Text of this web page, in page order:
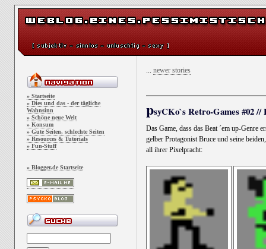
» Startseite
» Dies und das - der tägliche
Wahnsinn
» Schöne neue Welt
» Konsum
» Gute Seiten, schlechte Seiten
» Resources & Tutorials
» Fun-Stuff
» Blogger.de Startseite
... newer stories
psyCKo`s Retro-Games #02 //
Das Game, dass das Beat ´em up-Genre
gelber Protagonist Bruce und seine
all ihrer Pixelpracht: